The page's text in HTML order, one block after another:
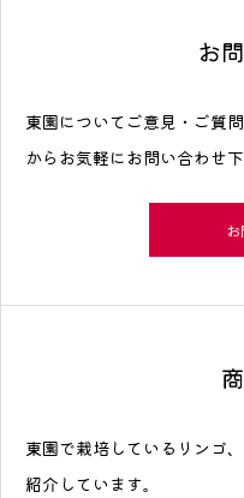
お
東園についてご意見・ご質
からお気軽にお問い合わせ下
東園で栽培しているリンゴ
紹介しています。